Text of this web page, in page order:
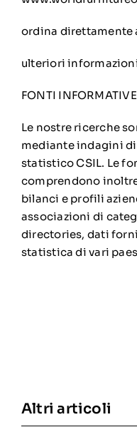
ordina direttamente
ulteriori
FONTI INFORMATIVE
Le nostre ricerche
mediante indagini
statistico CSIL. Le
comprendono
bilanci e profili
associazioni di
directories, dati
statistica di vari
Altri articoli